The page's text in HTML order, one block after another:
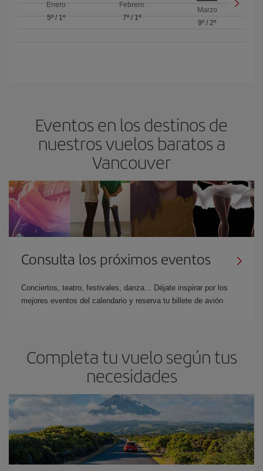
Enero
5º/ 1º
Febrero
7º/ 1º
Marzo
9º /2º
Eventos en los destinos de
nuestros vuelos baratos a
Vancouver
Consulta los próximos eventos
Conciertos, teatro, festivales, danza... Déjate inspirar por los
mejores eventos del calendario y reserva tu billete de avión
Completa tu vuelo según tus
necesidades